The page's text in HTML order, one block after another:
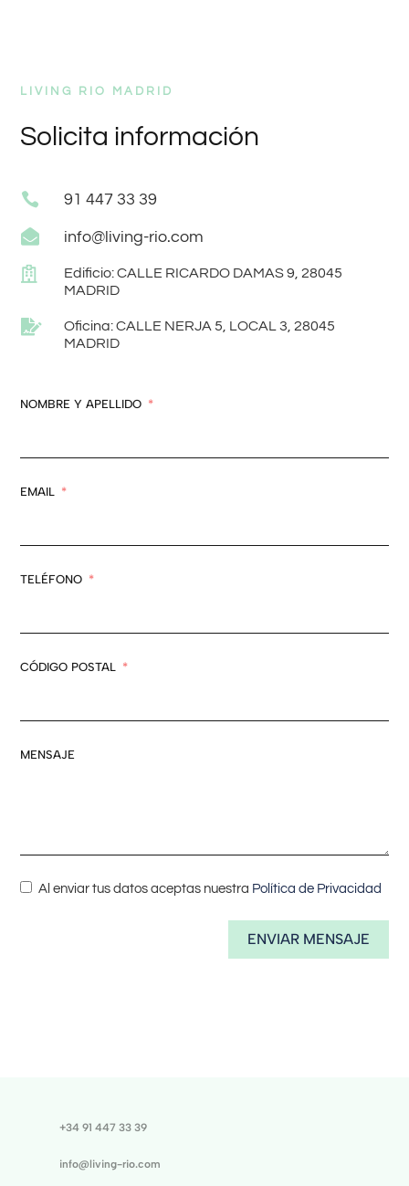
LIVING RIO MADRID
Solicita información
 91 447 33 39
 info@living-rio.com

Edificio: CALLE RICARDO DAMAS 9, 28045
MADRID

Oficina: CALLE NERJA 5, LOCAL 3, 28045
MADRID
NOMBRE Y APELLIDO
EMAIL
TELÉFONO
CÓDIGO POSTAL
MENSAJE
Al enviar tus datos aceptas nuestra Política de Privacidad
ENVIAR MENSAJE
+34 91 447 33 39
info@living-rio.com